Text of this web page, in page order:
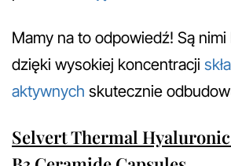
Mamy na to odpowiedź! Są nimi
dzięki wysokiej koncentracji
aktywnych skutecznie
Selvert Thermal